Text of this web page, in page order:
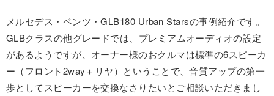
メルセデス・ベンツ・GLB180 Urban Starsの事例紹介です。
GLBクラスの他グレードでは、プレミアムオーディオの設定
があるようですが、オーナー様のおクルマは標準の6スピーカ
ー（フロント2way＋リヤ）ということで、音質アップの第一
歩としてスピーカーを交換なさりたいとご相談いただきまし